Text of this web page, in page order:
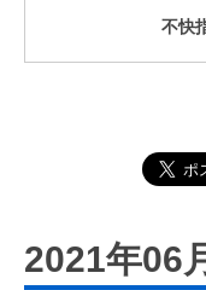
不快
2021年06